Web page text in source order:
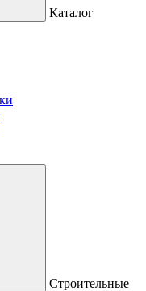
Каталог
Строительные